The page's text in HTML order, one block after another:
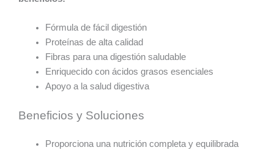
Fórmula de fácil digestión
Proteínas de alta calidad
Fibras para una digestión saludable
Enriquecido con ácidos grasos esenciales
Apoyo a la salud digestiva
Beneficios y Soluciones
Proporciona una nutrición completa y equilibrada